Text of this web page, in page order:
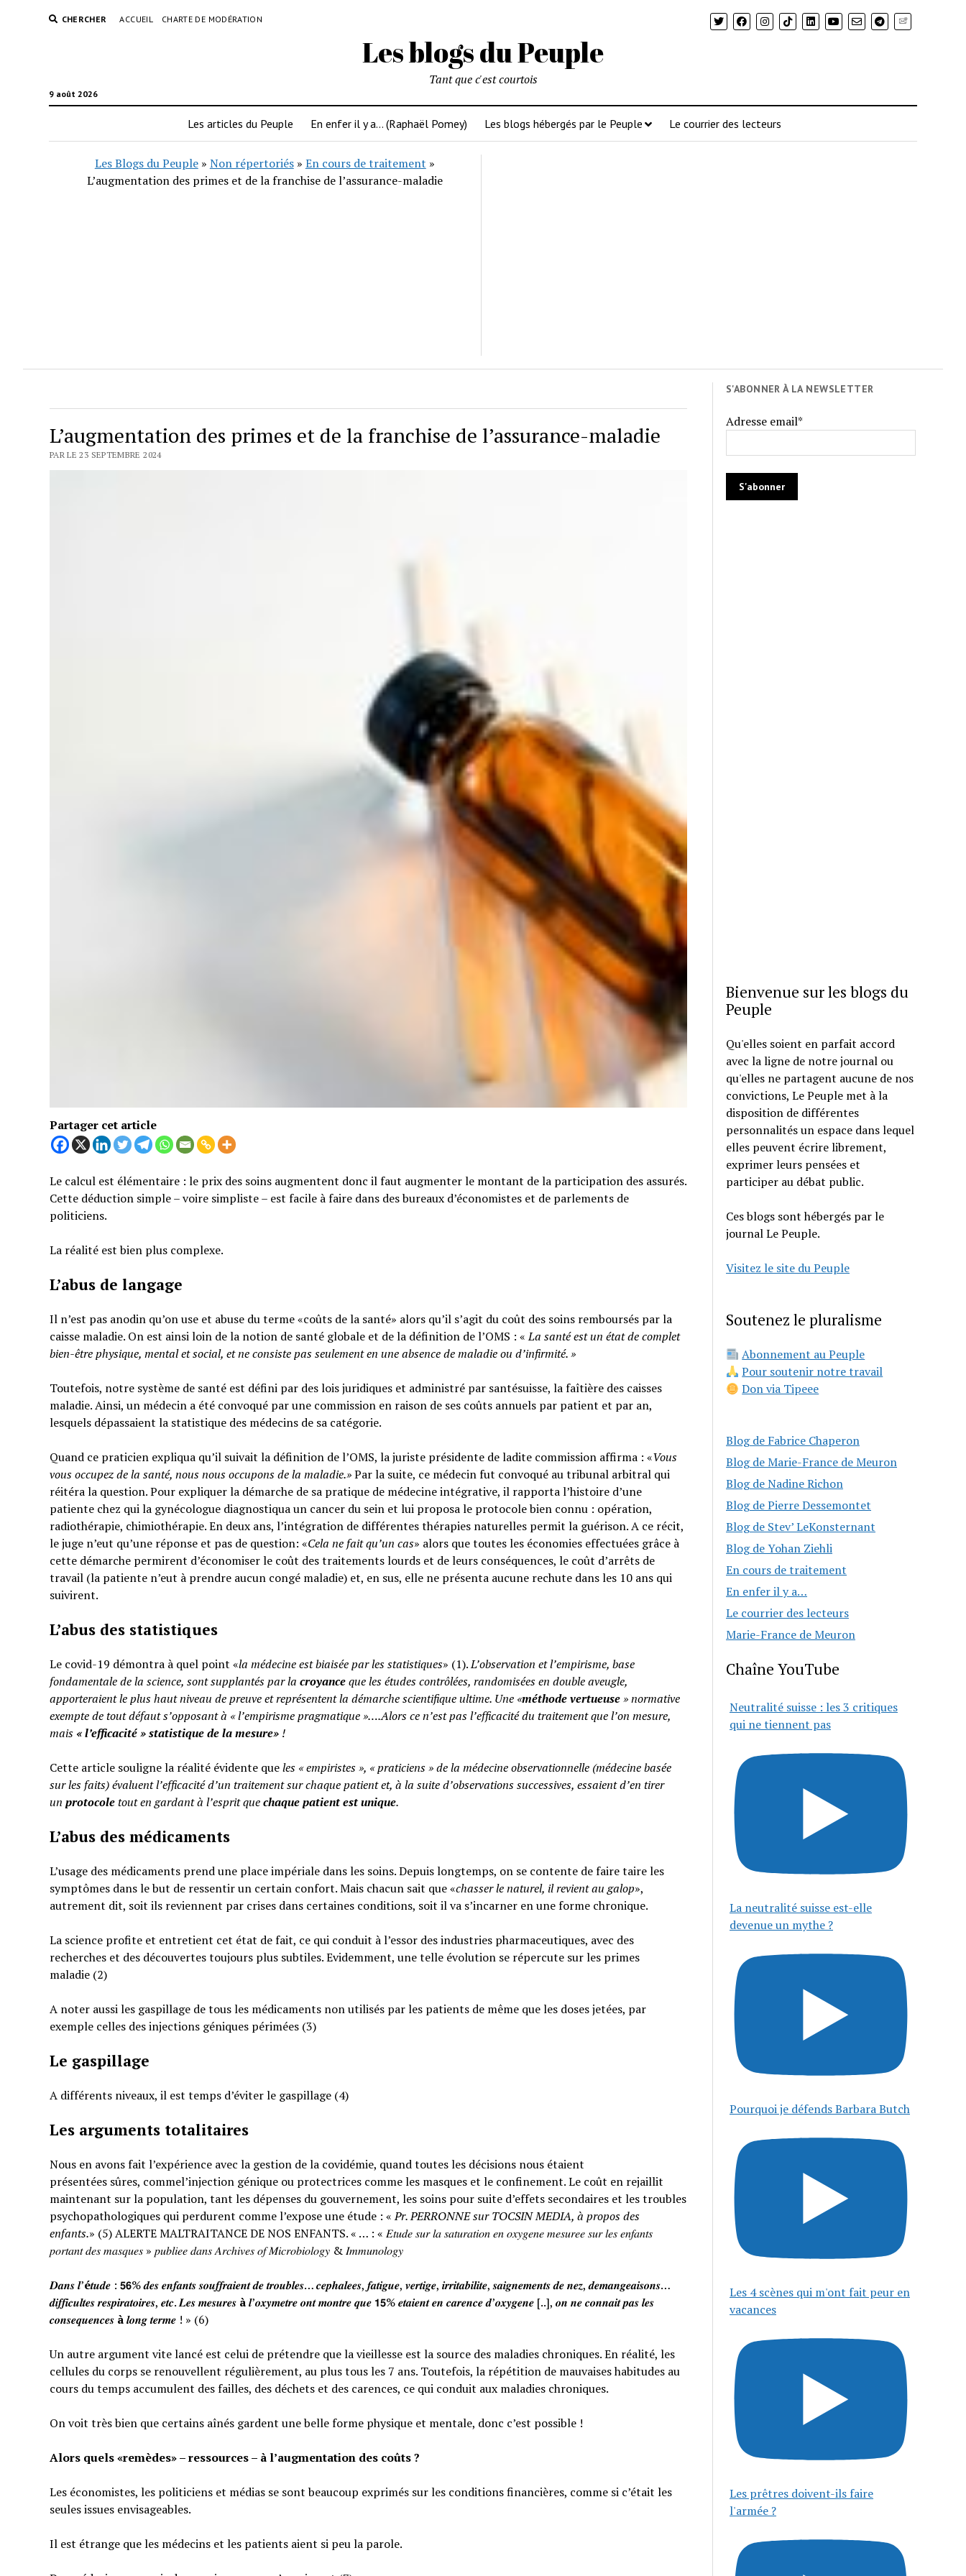
CHERCHER ACCUEIL CHARTE DE MODÉRATION Newsletter
Les blogs du Peuple
9 août 2026
Tant que c'est courtois
Les articles du Peuple En enfer il y a… (Raphaël Pomey) Les blogs hébergés par le Peuple Le courrier des lecteurs
Les Blogs du Peuple» Non répertoriés» En cours de traitement »
L’augmentation des primes et de la franchise de l’assurance-maladie
L’augmentation des primes et de la franchise de l’assurance-maladie
PAR LE 23 SEPTEMBRE 2024
Partager cet article
Le calcul est élémentaire : le prix des soins augmentent donc il faut augmenter le montant de la participation des assurés.
Cette déduction simple – voire simpliste – est facile à faire dans des bureaux d’économistes et de parlements de
politiciens.
La réalité est bien plus complexe.
L’abus de langage
Il n’est pas anodin qu’on use et abuse du terme «coûts de la santé» alors qu’il s’agit du coût des soins remboursés par la
caisse maladie. On est ainsi loin de la notion de santé globale et de la définition de l’OMS : «La santé est un état de complet
bien-être physique, mental et social, et ne consiste pas seulement en une absence de maladie ou d’infirmité.»
Toutefois, notre système de santé est défini par des lois juridiques et administré par santésuisse, la faîtière des caisses
maladie. Ainsi, un médecin a été convoqué par une commission en raison de ses coûts annuels par patient et par an,
lesquels dépassaient la statistique des médecins de sa catégorie.
Quand ce praticien expliqua qu’il suivait la définition de l’OMS, la juriste présidente de ladite commission affirma : «Vous
vous occupez de la santé, nous nous occupons de la maladie.»Par la suite, ce médecin fut convoqué au tribunal arbitral qui
réitéra la question. Pour expliquer la démarche de sa pratique de médecine intégrative, il rapporta l’histoire d’une
patiente chez qui la gynécologue diagnostiqua un cancer du sein et lui proposa le protocole bien connu : opération,
radiothérapie, chimiothérapie. En deux ans, l’intégration de différentes thérapies naturelles permit la guérison. A ce récit,
le juge n’eut qu’une réponse et pas de question: «Cela ne fait qu’un cas» alors que toutes les économies effectuées grâce à
cette démarche permirent d’économiser le coût des traitements lourds et de leurs conséquences, le coût d’arrêts de
travail (la patiente n’eut à prendre aucun congé maladie) et, en sus, elle ne présenta aucune rechute dans les 10 ans qui
suivirent.
L’abus des statistiques
Le covid-19 démontra à quel point «la médecine est biaisée par les statistiques» (1).L’observation et l’empirisme, base
fondamentale de la science, sont supplantés par la croyanceque les études contrôlées, randomisées en double aveugle,
apporteraient le plus haut niveau de preuve et représentent la démarche scientifique ultime. Une «méthode vertueuse» normative
exempte de tout défaut s’opposant à « l’empirisme pragmatique »….Alors ce n’est pas l’efficacité du traitement que l’on mesure,
mais «l’efficacité » statistique de la mesure» !
Cette article souligne la réalité évidente queles « empiristes », « praticiens » de la médecine observationnelle (médecine basée
sur les faits) évaluent l’efficacité d’un traitement sur chaque patient et, à la suite d’observations successives, essaient d’en tirer
un protocoletout en gardant à l’esprit quechaque patient est unique.
L’abus des médicaments
L’usage des médicaments prend une place impériale dans les soins. Depuis longtemps, on se contente de faire taire les
symptômes dans le but de ressentir un certain confort. Mais chacun sait que «chasser le naturel, il revient au galop»,
autrement dit, soit ils reviennent par crises dans certaines conditions, soit il va s’incarner en une forme chronique.
La science profite et entretient cet état de fait, ce qui conduit à l’essor des industries pharmaceutiques, avec des
recherches et des découvertes toujours plus subtiles. Evidemment, une telle évolution se répercute sur les primes
maladie (2)
A noter aussi les gaspillage de tous les médicaments non utilisés par les patients de même que les doses jetées, par
exemple celles des injections géniques périmées (3)
Le gaspillage
A différents niveaux, il est temps d’éviter le gaspillage (4)
Les arguments totalitaires
Nous en avons fait l’expérience avec la gestion de la covidémie, quand toutes les décisions nous étaient
présentées sûres, commel’injection génique ou protectrices comme les masques et le confinement. Le coût en rejaillit
maintenant sur la population, tant les dépenses du gouvernement, les soins pour suite d’effets secondaires et les troubles
psychopathologiques qui perdurent comme l’expose une étude : «Pr. PERRONNE sur TOCSIN MEDIA, à propos des
enfants.» (5) ALERTE MALTRAITANCE DE NOS ENFANTS. « … : « 𝐸𝑡𝑢𝑑𝑒 𝑠𝑢𝑟 𝑙𝑎 𝑠𝑎𝑡𝑢𝑟𝑎𝑡𝑖𝑜𝑛 𝑒𝑛 𝑜𝑥𝑦𝑔𝑒𝑛𝑒 𝑚𝑒𝑠𝑢𝑟𝑒𝑒 𝑠𝑢𝑟 𝑙𝑒𝑠 𝑒𝑛𝑓𝑎𝑛𝑡𝑠
𝑝𝑜𝑟𝑡𝑎𝑛𝑡 𝑑𝑒𝑠 𝑚𝑎𝑠𝑞𝑢𝑒𝑠 » 𝑝𝑢𝑏𝑙𝑖𝑒𝑒 𝑑𝑎𝑛𝑠 𝐴𝑟𝑐ℎ𝑖𝑣𝑒𝑠 𝑜𝑓 𝑀𝑖𝑐𝑟𝑜𝑏𝑖𝑜𝑙𝑜𝑔𝑦 & 𝐼𝑚𝑚𝑢𝑛𝑜𝑙𝑜𝑔𝑦
𝑫𝒂𝒏𝒔 𝒍’é𝒕𝒖𝒅𝒆 : 𝟱𝟲% 𝒅𝒆𝒔 𝒆𝒏𝒇𝒂𝒏𝒕𝒔 𝒔𝒐𝒖𝒇𝒇𝒓𝒂𝒊𝒆𝒏𝒕 𝒅𝒆 𝒕𝒓𝒐𝒖𝒃𝒍𝒆𝒔… 𝒄𝒆𝒑𝒉𝒂𝒍𝒆𝒆𝒔, 𝒇𝒂𝒕𝒊𝒈𝒖𝒆, 𝒗𝒆𝒓𝒕𝒊𝒈𝒆, 𝒊𝒓𝒓𝒊𝒕𝒂𝒃𝒊𝒍𝒊𝒕𝒆, 𝒔𝒂𝒊𝒈𝒏𝒆𝒎𝒆𝒏𝒕𝒔 𝒅𝒆 𝒏𝒆𝒛, 𝒅𝒆𝒎𝒂𝒏𝒈𝒆𝒂𝒊𝒔𝒐𝒏𝒔…
𝒅𝒊𝒇𝒇𝒊𝒄𝒖𝒍𝒕𝒆𝒔 𝒓𝒆𝒔𝒑𝒊𝒓𝒂𝒕𝒐𝒊𝒓𝒆𝒔, 𝒆𝒕𝒄. 𝑳𝒆𝒔 𝒎𝒆𝒔𝒖𝒓𝒆𝒔 à𝒍’𝒐𝒙𝒚𝒎𝒆𝒕𝒓𝒆 𝒐𝒏𝒕 𝒎𝒐𝒏𝒕𝒓𝒆 𝒒𝒖𝒆 𝟭𝟱% 𝒆𝒕𝒂𝒊𝒆𝒏𝒕 𝒆𝒏 𝒄𝒂𝒓𝒆𝒏𝒄𝒆 𝒅’𝒐𝒙𝒚𝒈𝒆𝒏𝒆 [..], 𝒐𝒏 𝒏𝒆 𝒄𝒐𝒏𝒏𝒂𝒊𝒕 𝒑𝒂𝒔 𝒍𝒆𝒔
𝒄𝒐𝒏𝒔𝒆𝒒𝒖𝒆𝒏𝒄𝒆𝒔 à𝒍𝒐𝒏𝒈 𝒕𝒆𝒓𝒎𝒆 ! » (6)
Un autre argument vite lancé est celui de prétendre que la vieillesse est la source des maladies chroniques. En réalité, les
cellules du corps se renouvellent régulièrement, au plus tous les 7 ans. Toutefois, la répétition de mauvaises habitudes au
cours du temps accumulent des failles, des déchets et des carences, ce qui conduit aux maladies chroniques.
On voit très bien que certains aînés gardent une belle forme physique et mentale, donc c’est possible !
Alors quels «remèdes» – ressources – à l’augmentation des coûts ?
Les économistes, les politiciens et médias se sont beaucoup exprimés sur les conditions financières, comme si c’était les
seules issues envisageables.
Il est étrange que les médecins et les patients aient si peu la parole.
S'ABONNER À LA NEWSLETTER
Adresse email*
Bienvenue sur les blogs du
Peuple
Qu'elles soient en parfait accord
avec la ligne de notre journal ou
qu'elles ne partagent aucune de nos
convictions, Le Peuple met à la
disposition de différentes
personnalités un espace dans lequel
elles peuvent écrire librement,
exprimer leurs pensées et
participer au débat public.
Ces blogs sont hébergés par le
journal Le Peuple.
Visitez le site du Peuple
Soutenez le pluralisme
Abonnement au Peuple
Pour soutenir notre travail
Don via Tipeee
Blog de Fabrice Chaperon
Blog de Marie-France de Meuron
Blog de Nadine Richon
Blog de Pierre Dessemontet
Blog de Stev’ LeKonsternant
Blog de Yohan Ziehli
En cours de traitement
En enfer il y a…
Le courrier des lecteurs
Marie-France de Meuron
Chaîne YouTube
Neutralité suisse : les 3 critiques
qui ne tiennent pas
La neutralité suisse est-elle
devenue un mythe ?
Pourquoi je défends Barbara Butch
Les 4 scènes qui m'ont fait peur en
vacances
Les prêtres doivent-ils faire
l'armée ?